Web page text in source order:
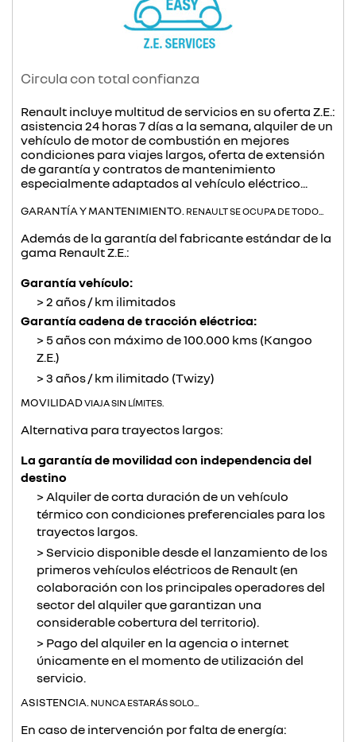
Circula con total confianza
Renault incluye multitud de servicios en su oferta Z.E.:
asistencia 24 horas 7 días a la semana, alquiler de un
vehículo de motor de combustión en mejores
condiciones para viajes largos, oferta de extensión
de garantía y contratos de mantenimiento
especialmente adaptados al vehículo eléctrico...
GARANTÍA Y MANTENIMIENTO. RENAULT SE OCUPA DE TODO...
Además de la garantía del fabricante estándar de la
gama Renault Z.E.:
Garantía vehículo:
2 años / km ilimitados
Garantía cadena de tracción eléctrica:
5 años con máximo de 100.000 kms (Kangoo
Z.E.)
3 años / km ilimitado (Twizy)
MOVILIDADVIAJA SIN LÍMITES.
Alternativa para trayectos largos:
La garantía de movilidad con independencia del
destino
Alquiler de corta duración de un vehículo
térmico con condiciones preferenciales para los
trayectos largos.
Servicio disponible desde el lanzamiento de los
primeros vehículos eléctricos de Renault (en
colaboración con los principales operadores del
sector del alquiler que garantizan una
considerable cobertura del territorio).
Pago del alquiler en la agencia o internet
únicamente en el momento de utilización del
servicio.
ASISTENCIA. NUNCA ESTARÁS SOLO...
En caso de intervención por falta de energía: